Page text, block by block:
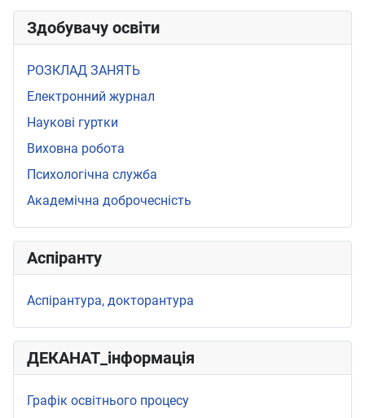
Здобувачу освіти
РОЗКЛАД ЗАНЯТЬ
Електронний журнал
Наукові гуртки
Виховна робота
Психологічна служба
Академічна доброчесність
Аспіранту
Аспірантура, докторантура
ДЕКАНАТ_інформація
Графік освітнього процесу